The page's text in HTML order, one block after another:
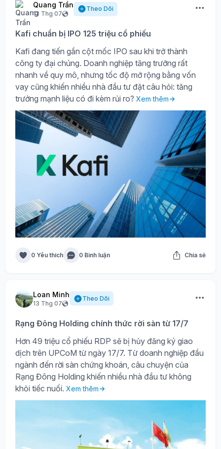
Quang Trần
13 Thg 07
Theo Dõi
Kafi chuẩn bị IPO 125 triệu cổ phiếu
Kafi đang tiến gần cột mốc IPO sau khi trở thành
công ty đại chúng. Doanh nghiệp tăng trưởng rất
nhanh về quy mô, nhưng tốc độ mở rộng bằng vốn
vay cũng khiến nhiều nhà đầu tư đặt câu hỏi: tăng
trưởng mạnh liệu có đi kèm rủi ro? Xem thêm
0 Yêu thích 0 Bình luận Chia sẻ
Loan Minh
13 Thg 07
Theo Dõi
Rạng Đông Holding chính thức rời sàn từ 17/7
Hơn 49 triệu cổ phiếu RDP sẽ bị hủy đăng ký giao
dịch trên UPCoM từ ngày 17/7. Từ doanh nghiệp đầu
ngành đến rời sàn chứng khoán, câu chuyện của
Rạng Đông Holding khiến nhiều nhà đầu tư không
khỏi tiếc nuối. Xem thêm